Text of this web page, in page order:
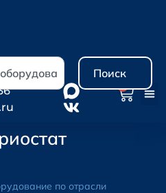
Поиск
по отрасли